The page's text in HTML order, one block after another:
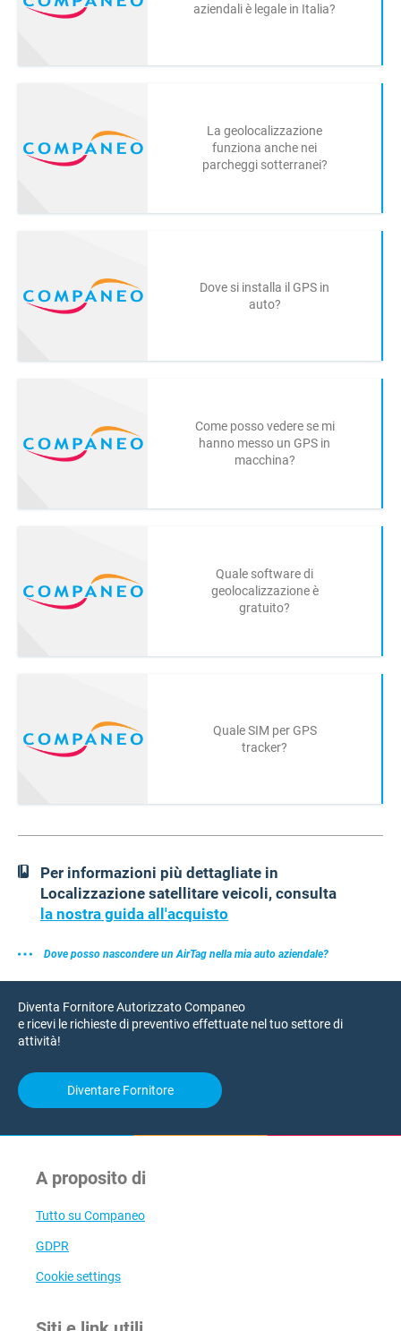
aziendali è legale in Italia?
La geolocalizzazione
funziona anche nei
parcheggi sotterranei?
Dove si installa il GPS in
auto?
Come posso vedere se mi
hanno messo un GPS in
macchina?
Quale software di
geolocalizzazione è
gratuito?
Quale SIM per GPS
tracker?
Per informazioni più dettagliate in
Localizzazione satellitare veicoli, consulta
la nostra guida all'acquisto
Dove posso nascondere un AirTag nella mia auto aziendale?
Diventa Fornitore Autorizzato Companeo
e ricevi le richieste di preventivo effettuate nel tuo settore di
attività!
Diventare Fornitore
A proposito di
Tutto su Companeo
GDPR
Cookie settings